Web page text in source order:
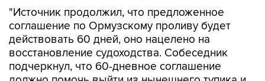
"Источник продолжил, что предложенное
соглашение по Ормузскому проливу будет
действовать 60 дней, оно нацелено на
восстановление судоходства. Собеседник
подчеркнул, что 60-дневное соглашение